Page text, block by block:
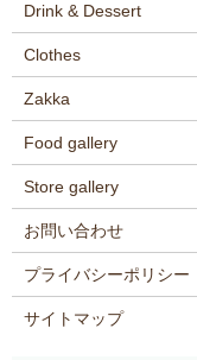
Drink & Dessert
Clothes
Zakka
Food gallery
Store gallery
お問い合わせ
プライバシーポリシー
サイトマップ